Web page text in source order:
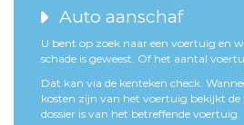
Auto aanschaf
U bent op zoek naar een voertuig en
schade is geweest. Of het aantal
Dat kan via de kenteken check.
kosten zijn van het voertuig bekijkt de
dossier is van het betreffende voertuig.